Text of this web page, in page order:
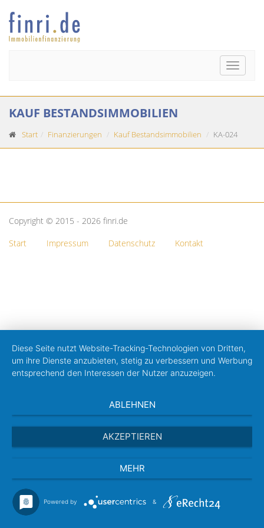
Toggle
KAUF BESTANDSIMMOBILIEN
Start Finanzierungen Kauf Bestandsimmobilien KA-024
Copyright © 2015 - 2026 finri.de
Start
Impressum Datenschutz Kontakt
Diese Seite nutzt Website-Tracking-Technologien von Dritten,
um ihre Dienste anzubieten, stetig zu verbessern und Werbung
entsprechend den Interessen der Nutzer anzuzeigen.
ABLEHNEN
AKZEPTIEREN
MEHR
Powered by &